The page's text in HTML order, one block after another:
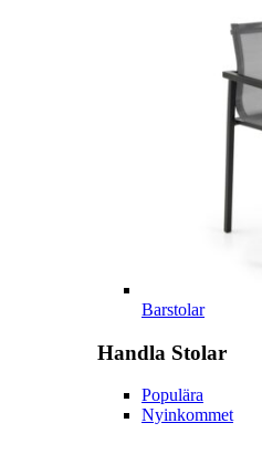
Barstolar
Handla Stolar
Populära
Nyinkommet